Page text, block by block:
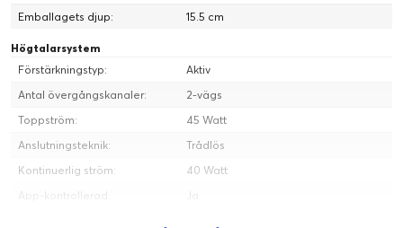
Emballagets djup:
15.5 cm
Högtalarsystem
Förstärkningstyp:
Aktiv
Antal övergångskanaler:
2-vägs
Toppström:
45 Watt
Anslutningsteknik:
Trådlös
Kontinuerlig ström:
40 Watt
App-kontrollerad:
Ja